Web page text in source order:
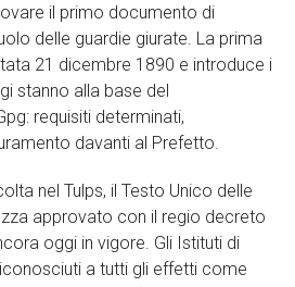
il primo documento di
delle guardie giurate. La prima
21 dicembre 1890 e introduce i
stanno alla base del
requisiti determinati,
davanti al Prefetto.
nel Tulps, il Testo Unico delle
approvato con il regio decreto
oggi in vigore. Gli Istituti di
a tutti gli effetti come